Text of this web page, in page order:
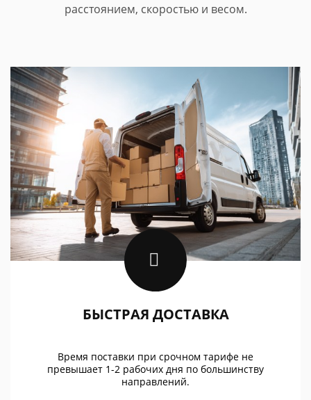
расстоянием, скоростью и весом.
БЫСТРАЯ ДОСТАВКА
Время поставки при срочном тарифе не
превышает 1-2 рабочих дня по большинству
направлений.